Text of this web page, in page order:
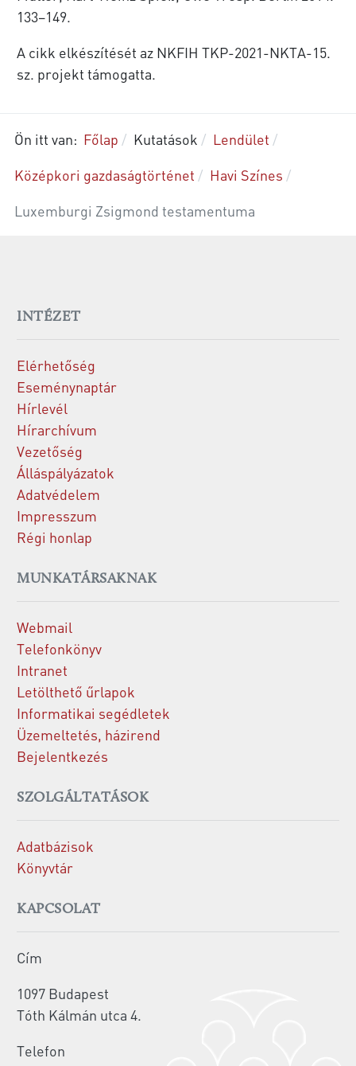
133–149.
A cikk elkészítését az NKFIH TKP-2021-NKTA-15.
sz. projekt támogatta.
Ön itt van: Főlap Kutatások
Lendület
Középkori gazdaságtörténet
Havi Színes
Luxemburgi Zsigmond testamentuma
INTÉZET
Elérhetőség
Eseménynaptár
Hírlevél
Hírarchívum
Vezetőség
Álláspályázatok
Adatvédelem
Impresszum
Régi honlap
MUNKATÁRSAKNAK
Webmail
Telefonkönyv
Intranet
Letölthető űrlapok
Informatikai segédletek
Üzemeltetés, házirend
Bejelentkezés
SZOLGÁLTATÁSOK
Adatbázisok
Könyvtár
KAPCSOLAT
Cím
1097 Budapest
Tóth Kálmán utca 4.
Telefon